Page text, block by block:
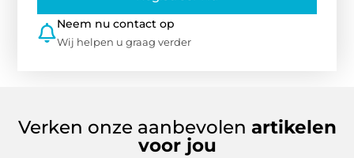
Neem nu contact op
Wij helpen u graag verder
Verken onze aanbevolen artikelen
voor jou